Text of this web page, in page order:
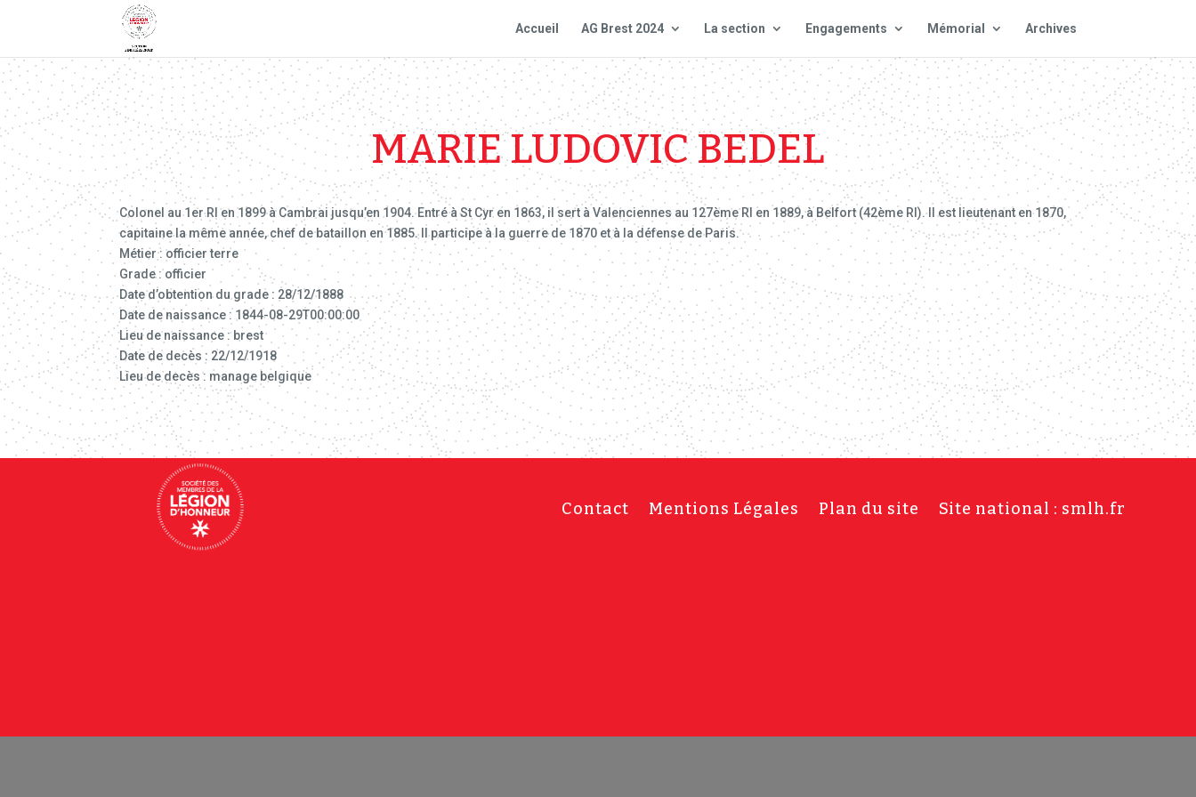
Accueil AG Brest 2024 La section Engagements Mémorial Archives
MARIE LUDOVIC BEDEL
Colonel au 1er RI en 1899 à Cambrai jusqu’en 1904. Entré à St Cyr en 1863, il sert à Valenciennes au 127ème RI en 1889, à Belfort (42ème RI). Il est lieutenant en 1870,
capitaine la même année, chef de bataillon en 1885. Il participe à la guerre de 1870 et à la défense de Paris.
Métier : officier terre
Grade : officier
Date d’obtention du grade : 28/12/1888
Date de naissance : 1844-08-29T00:00:00
Lieu de naissance : brest
Date de decès : 22/12/1918
Lieu de decès : manage belgique
Contact Mentions Légales Plan du site Site national : smlh.fr